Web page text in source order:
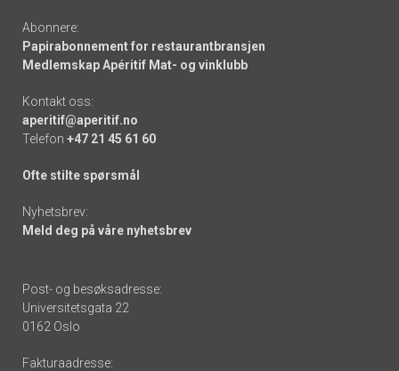
Abonnere:
Papirabonnement for restaurantbransjen
Medlemskap Apéritif Mat- og vinklubb
Kontakt oss:
aperitif@aperitif.no
Telefon +47 21 45 61 60
Ofte stilte spørsmål
Nyhetsbrev:
Meld deg på våre nyhetsbrev
Post- og besøksadresse:
Universitetsgata 22
0162 Oslo
Fakturaadresse: